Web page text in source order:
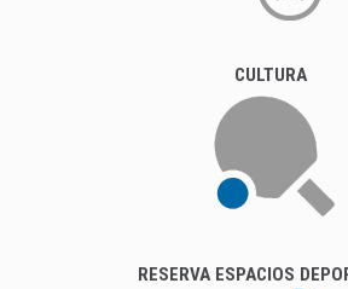
CULTURA
RESERVA ESPACIOS